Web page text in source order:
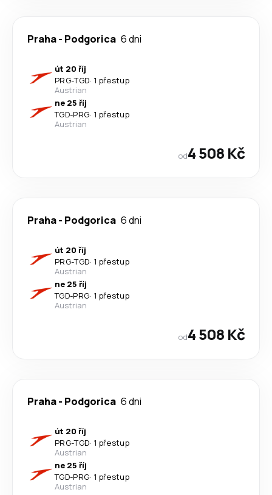
Praha- Podgorica 6 dni
út 20 říj
PRG-TGD· 1 přestup
Austrian
ne 25 říj
TGD-PRG· 1 přestup
Austrian
od4 508 Kč
Praha- Podgorica 6 dni
út 20 říj
PRG-TGD· 1 přestup
Austrian
ne 25 říj
TGD-PRG· 1 přestup
Austrian
od4 508 Kč
Praha- Podgorica 6 dni
út 20 říj
PRG-TGD· 1 přestup
Austrian
ne 25 říj
TGD-PRG· 1 přestup
Austrian